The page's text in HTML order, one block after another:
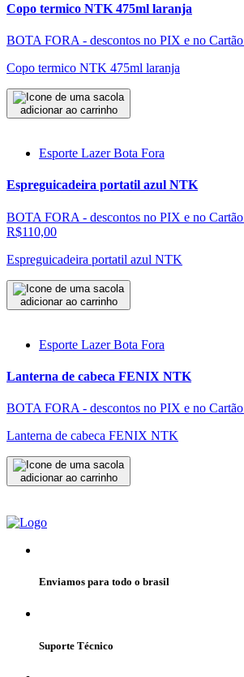
Copo termico NTK 475ml laranja
BOTA FORA - descontos no PIX e no Cartão
Copo termico NTK 475ml laranja
adicionar ao carrinho
Esporte Lazer Bota Fora
Espreguicadeira portatil azul NTK
BOTA FORA - descontos no PIX e no Cartão
R$110,00
Espreguicadeira portatil azul NTK
adicionar ao carrinho
Esporte Lazer Bota Fora
Lanterna de cabeca FENIX NTK
BOTA FORA - descontos no PIX e no Cartão
Lanterna de cabeca FENIX NTK
adicionar ao carrinho
Enviamos para todo o brasil
Suporte Técnico